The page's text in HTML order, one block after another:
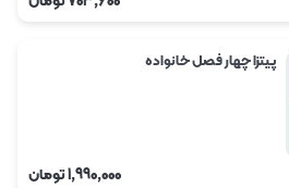
پیتزا چهار فصل خانواده
1,990,000تومان